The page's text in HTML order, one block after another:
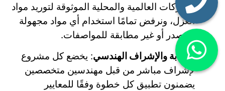
الشركات العالمية والمحلية الموثوقة لتوريد مواد
العزل، ونرفض تمامًا استخدام أي مواد مجهولة
المصدر أو غير مطابقة للمواصفات.
الرقابة والإشراف الهندسي: يخضع كل مشروع
لإشراف مباشر من قبل مهندسين متخصصين
يضمنون تطبيق كل خطوة وفقًا للمعايير